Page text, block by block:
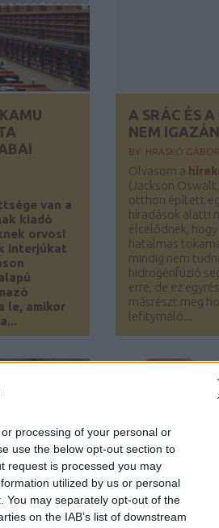
processing of your personal or
use the below opt-out section to
request is processed you may
utilized by us or personal
You may separately opt-out of the
on the IAB’s list of downstream
van a
kiadó
orvosi
interjúkat
le, amikor
A SRÁC ÉS
NEM
BY: HRASKÓ GÁBOR
Olvasom a
(Jackson
otthon épített
híradások alatti
élcelődnek,
hatalmas
mindig nem
hidrogénfúzió
erre, de ez
másrészt meg
lefitymáló...